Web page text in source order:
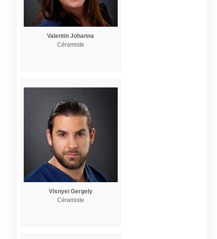
Valentin Johanna
Céramiste
Visnyei Gergely
Céramiste